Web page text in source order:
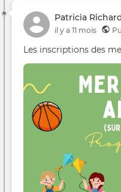
Patricia
il y a 11 mois
Les inscriptions des